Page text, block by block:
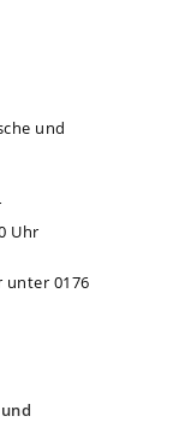
und
Uhr
unter 0176